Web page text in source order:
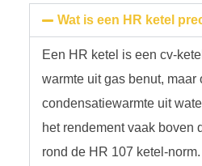
Wat is een HR ketel
Een HR ketel is een cv-
warmte uit gas benut, maar
condensatiewarmte uit
het rendement vaak boven
rond de HR 107 ketel-